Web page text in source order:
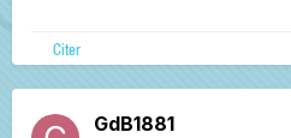
Citer
GdB1881